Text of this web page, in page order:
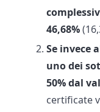
46,68%
Se invece
uno dei
50% dal
certificate